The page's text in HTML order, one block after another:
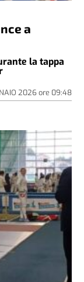
a
la tappa
2026ore 09:48